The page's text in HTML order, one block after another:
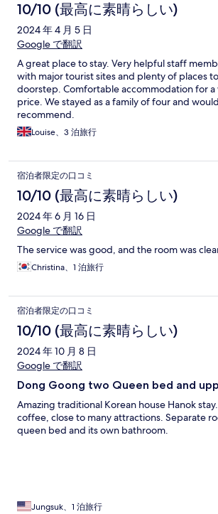
10/10 (最高に素晴らしい)
2024 年 4 月 5 日
Google で翻訳
A great place to stay. Very helpful staff
with major tourist sites and plenty of places
doorstep. Comfortable accommodation for a
price. We stayed as a family of four and
recommend.
Louise、3 泊旅行
宿泊者限定の口コミ
10/10 (最高に素晴らしい)
2024 年 6 月 16 日
Google で翻訳
The service was good, and the room was
Christina、1 泊旅行
宿泊者限定の口コミ
10/10 (最高に素晴らしい)
2024 年 10 月 8 日
Google で翻訳
Dong Goong two Queen bed and
Amazing traditional Korean house Hanok
coffee, close to many attractions. Separate
queen bed and its own bathroom.
Jungsuk、1 泊旅行